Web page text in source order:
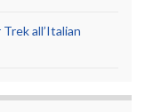
all’Italian